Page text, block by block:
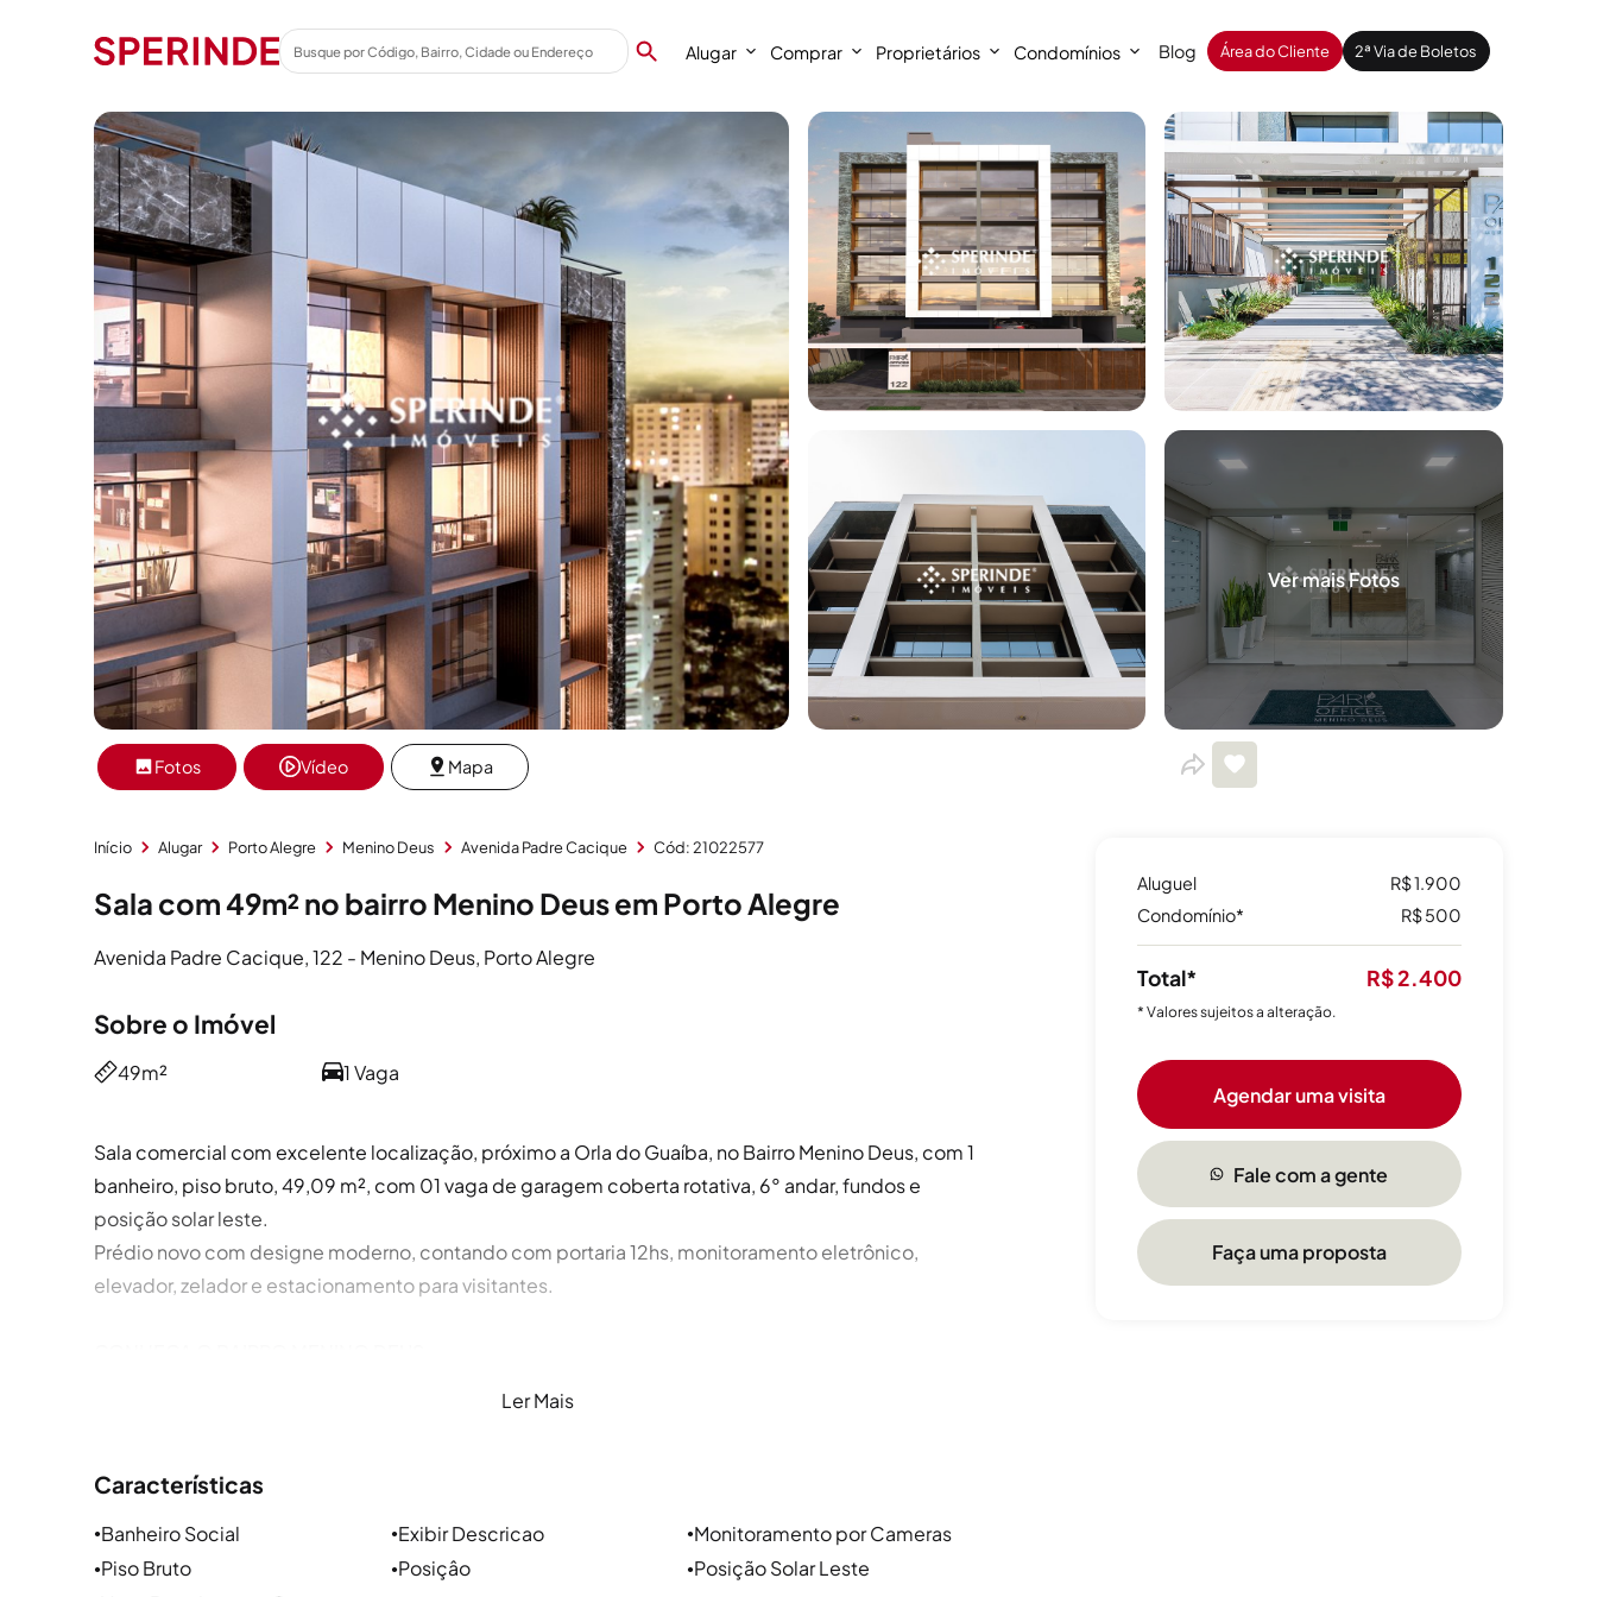
Alugar Comprar Proprietários Condomínios Blog Área do Cliente 2ª Via de Boletos
Ver mais Fotos
Fotos Vídeo Mapa
Início Alugar Porto Alegre Menino Deus Avenida Padre Cacique Cód: 21022577
Sala com 49m² no bairro Menino Deus em Porto Alegre
Avenida Padre Cacique, 122 - Menino Deus, Porto Alegre
Sobre o Imóvel
49m² 1 Vaga
Sala comercial com excelente localização, próximo a Orla do Guaíba, no Bairro Menino Deus, com 1
banheiro, piso bruto, 49,09 m², com 01 vaga de garagem coberta rotativa, 6° andar, fundos e
posição solar leste.
Prédio novo com designe moderno, contando com portaria 12hs, monitoramento eletrônico,
elevador, zelador e estacionamento para visitantes.
O bairro Menino Deus em Porto Alegre está próximo aos bairros Centro Histórico, Praia de Belas,
Ler Mais
Características
●Banheiro Social ●Exibir Descricao ●Monitoramento por Cameras
●Piso Bruto ●Posiçâo ●Posição Solar Leste
Aluguel
R$ 1.900
Condomínio*
R$ 500
Total* R$ 2.400
* Valores sujeitos a alteração.
Agendar uma visita
Fale com a gente
Faça uma proposta